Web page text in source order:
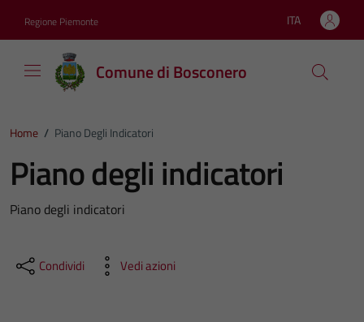
Regione Piemonte Lingua attiva:
ITA
Comune di Bosconero
Home / Piano Degli Indicatori
Piano degli indicatori
Piano degli indicatori
Condividi Vedi azioni